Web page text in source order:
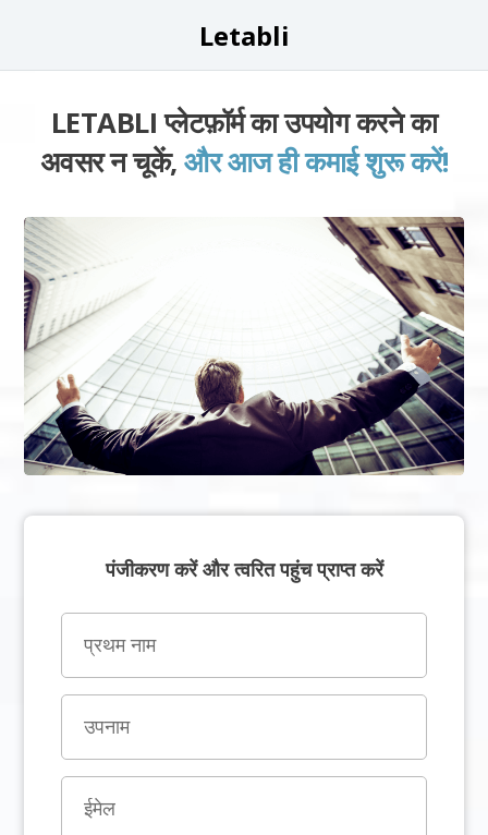
Letabli
LETABLI प्लेटफ़ॉर्म का उपयोग करने का
अवसर न चूकें,और आज ही कमाई शुरू करें!
पंजीकरण करें और त्वरित पहुंच प्राप्त करें